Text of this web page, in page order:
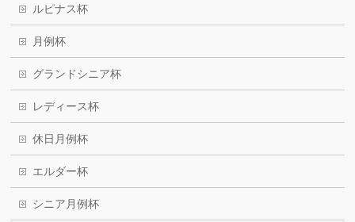
ルピナス杯
月例杯
グランドシニア杯
レディース杯
休日月例杯
エルダー杯
シニア月例杯